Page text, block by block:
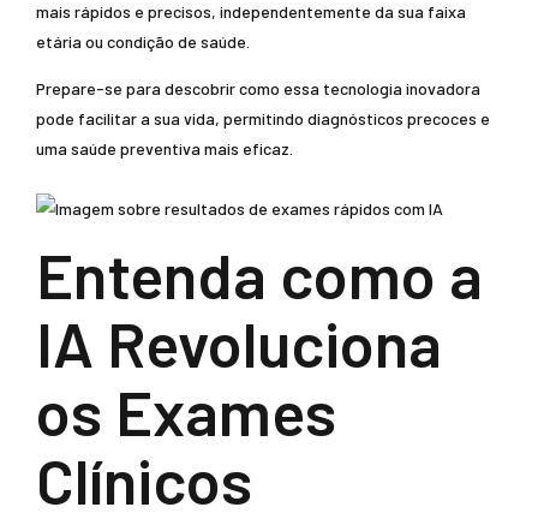
mais rápidos e precisos, independentemente da sua faixa
etária ou condição de saúde.
Prepare-se para descobrir como essa tecnologia inovadora
pode facilitar a sua vida, permitindo diagnósticos precoces e
uma saúde preventiva mais eficaz.
Entenda como a
IA Revoluciona
os Exames
Clínicos